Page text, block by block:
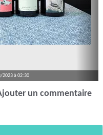
2023 à 02:30
un commentaire